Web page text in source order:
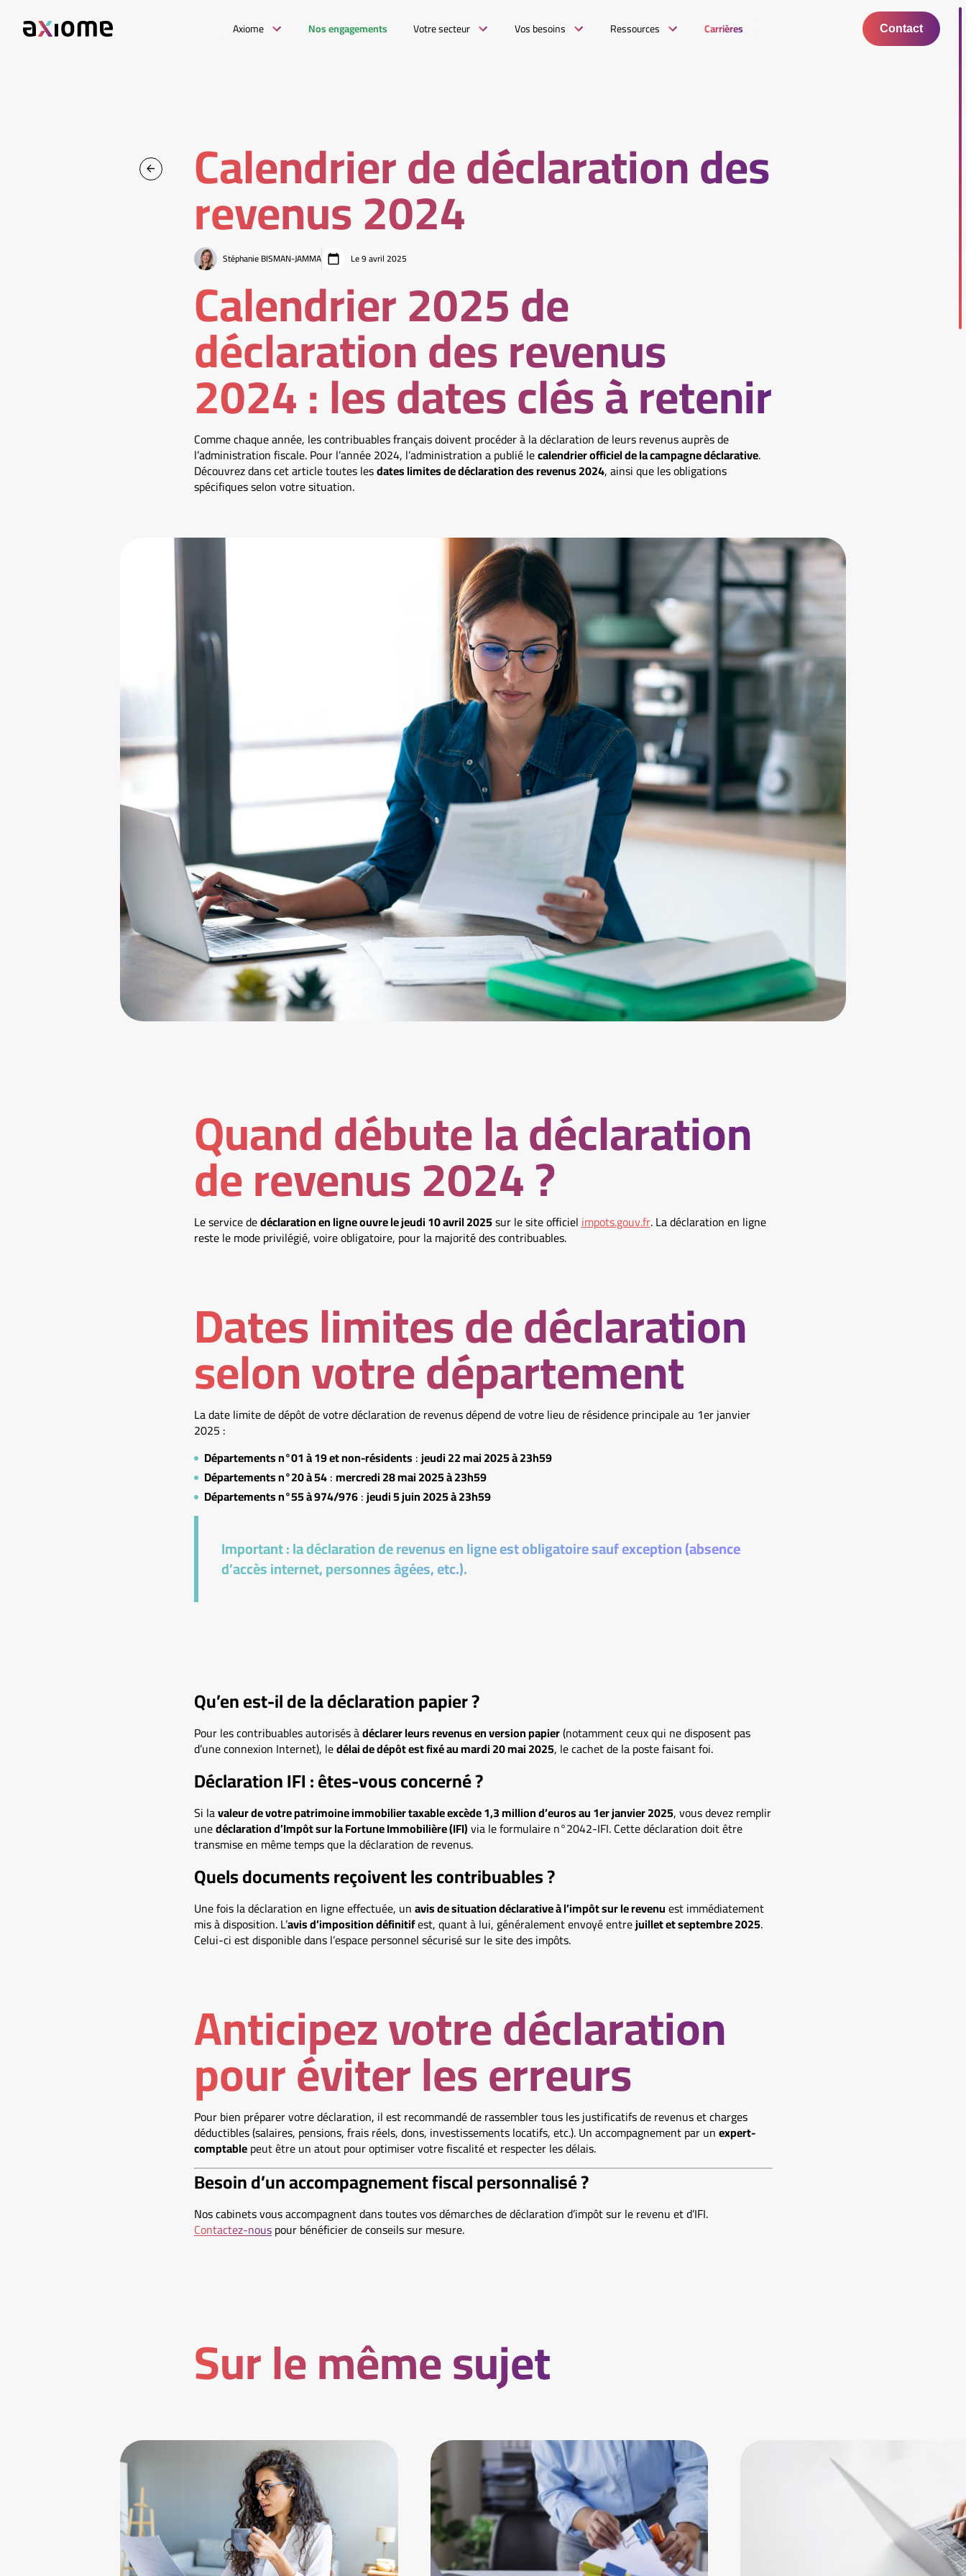
Axiome Nos engagements Votre secteur Vos besoins Ressources Carrières Contact
Calendrier de déclaration des
revenus 2024
Stéphanie BISMAN-JAMMA Le 9 avril 2025
Calendrier 2025 de
déclaration des revenus
2024 : les dates clés à retenir
Comme chaque année, les contribuables français doivent procéder à la déclaration de leurs revenus auprès de
l’administration fiscale. Pour l’année 2024, l’administration a publié lecalendrier officiel de la campagne déclarative.
Découvrez dans cet article toutes lesdates limites de déclaration des revenus 2024, ainsi que les obligations
spécifiques selon votre situation.
Quand débute la déclaration
de revenus 2024 ?
Le service dedéclaration en ligne ouvre le jeudi 10 avril 2025sur le site officielimpots.gouv.fr. La déclaration en ligne
reste le mode privilégié, voire obligatoire, pour la majorité des contribuables.
Dates limites de déclaration
selon votre département
La date limite de dépôt de votre déclaration de revenus dépend de votre lieu de résidence principale au 1er janvier
2025 :
Départements n°01 à 19 et non-résidents :jeudi 22 mai 2025 à 23h59
Départements n°20 à 54:mercredi 28 mai 2025 à 23h59
Départements n°55 à 974/976:jeudi 5 juin 2025 à 23h59
Important :la déclaration de revenus en ligne est obligatoire sauf exception (absence
d’accès internet, personnes âgées, etc.).
Qu’en est-il de la déclaration papier ?
Pour les contribuables autorisés àdéclarer leurs revenus en version papier(notamment ceux qui ne disposent pas
d’une connexion Internet), ledélai de dépôt est fixé au mardi 20 mai 2025, le cachet de la poste faisant foi.
Déclaration IFI : êtes-vous concerné ?
Si lavaleur de votre patrimoine immobilier taxable excède 1,3 million d’euros au 1er janvier 2025, vous devez remplir
unedéclaration d’Impôt sur la Fortune Immobilière (IFI)via le formulaire n°2042-IFI. Cette déclaration doit être
transmise en même temps que la déclaration de revenus.
Quels documents reçoivent les contribuables ?
Une fois la déclaration en ligne effectuée, unavis de situation déclarative à l’impôt sur le revenuest immédiatement
mis à disposition. L’avis d’imposition définitifest, quant à lui, généralement envoyé entrejuillet et septembre 2025.
Celui-ci est disponible dans l’espace personnel sécurisé sur le site des impôts.
Anticipez votre déclaration
pour éviter les erreurs
Pour bien préparer votre déclaration, il est recommandé de rassembler tous les justificatifs de revenus et charges
déductibles (salaires, pensions, frais réels, dons, investissements locatifs, etc.). Un accompagnement par unexpert-
comptablepeut être un atout pour optimiser votre fiscalité et respecter les délais.
Besoin d’un accompagnement fiscal personnalisé ?
Nos cabinets vous accompagnent dans toutes vos démarches de déclaration d’impôt sur le revenu et d’IFI.
Contactez-nouspour bénéficier de conseils sur mesure.
Sur le même sujet